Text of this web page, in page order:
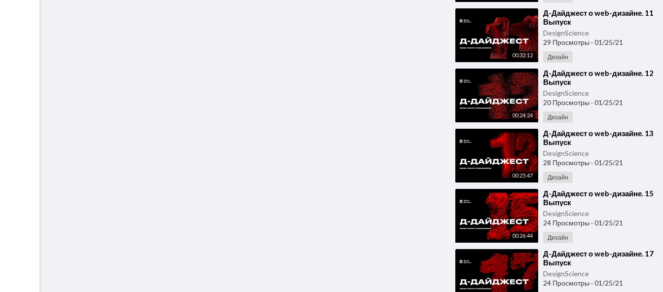
00:32:12
⁣Д-Дайджест о web-дизайне. 11
Выпуск
DesignScience
29 Просмотры · 01/25/21
Дизайн
00:24:24
⁣Д-Дайджест о web-дизайне. 12
Выпуск
DesignScience
20 Просмотры · 01/25/21
Дизайн
00:25:47
⁣Д-Дайджест о web-дизайне. 13
Выпуск
DesignScience
28 Просмотры · 01/25/21
Дизайн
00:26:44
⁣Д-Дайджест о web-дизайне. 15
Выпуск
DesignScience
24 Просмотры · 01/25/21
Дизайн
⁣Д-Дайджест о web-дизайне. 17
Выпуск
DesignScience
24 Просмотры · 01/25/21